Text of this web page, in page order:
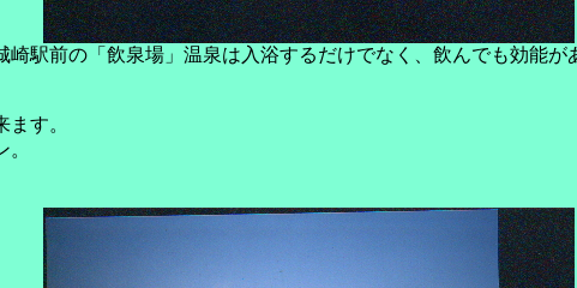
崎駅前の「飲泉場」温泉は入浴するだけでなく、飲んでも効能が
す。